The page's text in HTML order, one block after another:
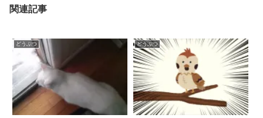
関連記事
どうぶつ どうぶつ